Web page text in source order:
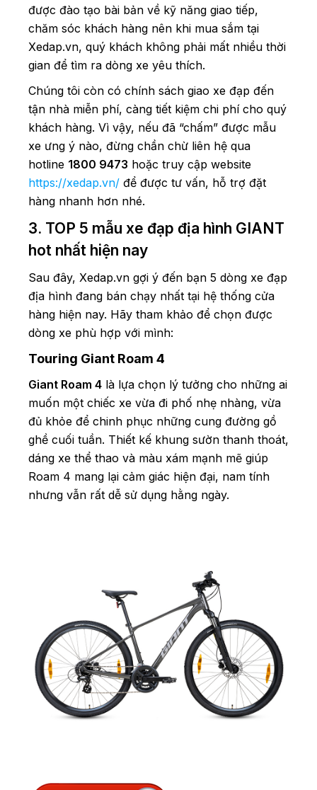
được đào tạo bài bản về kỹ năng giao tiếp,
chăm sóc khách hàng nên khi mua sắm tại
Xedap.vn, quý khách không phải mất nhiều thời
gian để tìm ra dòng xe yêu thích.
Chúng tôi còn có chính sách giao xe đạp đến
tận nhà miễn phí, càng tiết kiệm chi phí cho quý
khách hàng. Vì vậy, nếu đã “chấm” được mẫu
xe ưng ý nào, đừng chần chừ liên hệ qua
hotline 1800 9473 hoặc truy cập website
https://xedap.vn/ để được tư vấn, hỗ trợ đặt
hàng nhanh hơn nhé.
3. TOP 5 mẫu xe đạp địa hình GIANT
hot nhất hiện nay
Sau đây, Xedap.vn gợi ý đến bạn 5 dòng xe đạp
địa hình đang bán chạy nhất tại hệ thống cửa
hàng hiện nay. Hãy tham khảo để chọn được
dòng xe phù hợp với mình:
Touring Giant Roam 4
Giant Roam 4 là lựa chọn lý tưởng cho những ai
muốn một chiếc xe vừa đi phố nhẹ nhàng, vừa
đủ khỏe để chinh phục những cung đường gồ
ghề cuối tuần. Thiết kế khung sườn thanh thoát,
dáng xe thể thao và màu xám mạnh mẽ giúp
Roam 4 mang lại cảm giác hiện đại, nam tính
nhưng vẫn rất dễ sử dụng hằng ngày.